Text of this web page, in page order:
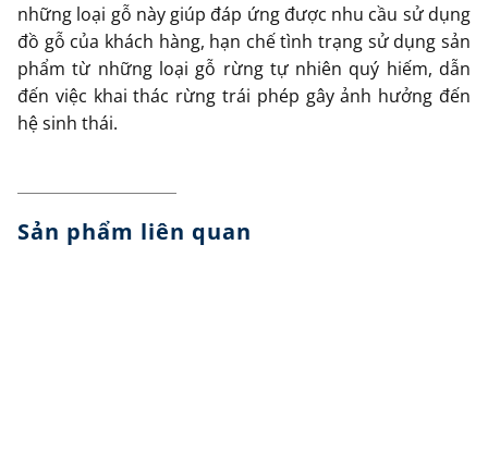
những loại gỗ này giúp đáp ứng được nhu cầu sử dụng
đồ gỗ của khách hàng, hạn chế tình trạng sử dụng sản
phẩm từ những loại gỗ rừng tự nhiên quý hiếm, dẫn
đến việc khai thác rừng trái phép gây ảnh hưởng đến
hệ sinh thái.
Sản phẩm liên quan